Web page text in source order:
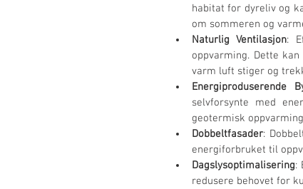
habitat for dyreliv og
om sommeren og
Naturlig Ventilasjon:
oppvarming. Dette
varm luft stiger og
Energiproduserende
selvforsynte med
geotermisk
Dobbeltfasader:
energiforbruket til
Dagslysoptimalisering:
redusere behovet for